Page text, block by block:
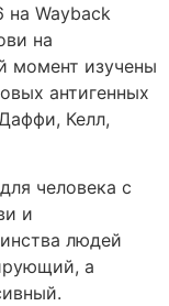
на Wayback
на
момент изучены
антигенных
Келл,
человека с
и
людей
а